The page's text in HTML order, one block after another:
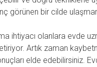
görünen bir cilde
ihtiyacı olanlara evde
Artık zaman
elde edebilirsiniz.